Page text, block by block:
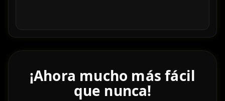
¡Ahora mucho más fácil
que nunca!